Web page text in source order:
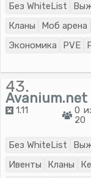
Без WhiteList
Кланы
Моб арена
Экономика
PVE
43.
1.11
0
20
Без WhiteList
Ивенты
Кланы